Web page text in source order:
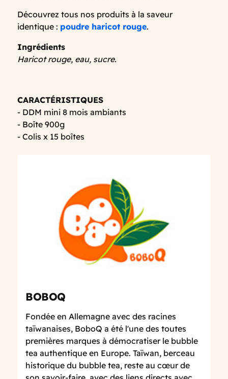
Découvrez tous nos produits à la saveur
identique : poudre haricot rouge.
Ingrédients
Haricot rouge, eau, sucre.
CARACTÉRISTIQUES
- DDM mini 8 mois ambiants
- Boîte 900g
- Colis x 15 boîtes
BOBOQ
Fondée en Allemagne avec des racines
taïwanaises, BoboQ a été l'une des toutes
premières marques à démocratiser le bubble
tea authentique en Europe. Taïwan, berceau
historique du bubble tea, reste au cœur de